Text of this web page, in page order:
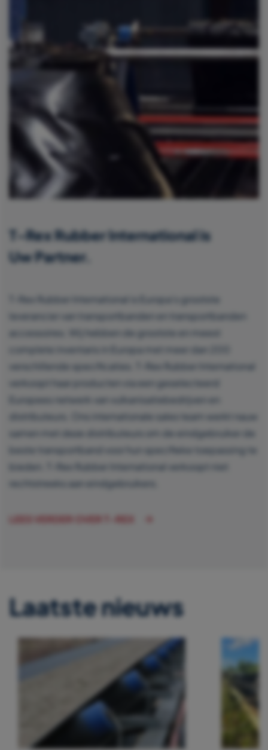
T-Rex Rubber International is
Uw Partner.
T-Rex Rubber International is Europa’s grootste
leverancier van transportbanden en transportbanden
accessoires. Wij hebben de grootste en meest
complete inventaris in Europa met meer dan 200
verschillende specificaties. T-Rex Rubber International
verkoopt haar producten via een geselecteerd
Europees netwerk van vulkanisatiebedrijven en
distributeurs. Ons internationale sales team werkt nauw
samen met deze distributeurs om de eindgebruiker de
beste transportband voor hun specifieke toepassing te
bieden. T-Rex Rubber International verkoopt niet
rechtstreeks aan eindgebruikers.
LEES VERDER OVER T-REX
Laatste nieuws